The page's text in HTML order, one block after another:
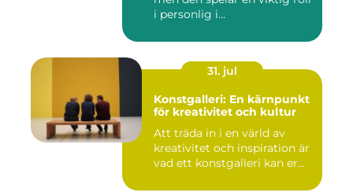
i personlig i...
31. jul
Konstgalleri: En kärnpunkt
för kreativitet och kultur
Att träda in i en värld av
kreativitet och inspiration är
vad ett konstgalleri kan er...